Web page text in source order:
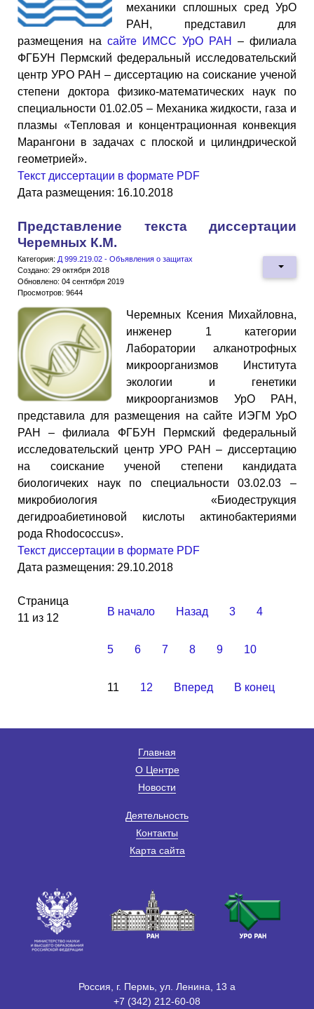
механики сплошных сред УрО
РАН, представил для
размещения на сайте ИМСС УрО РАН
– филиала
ФГБУН Пермский федеральный исследовательский
центр УРО РАН – диссертацию на соискание ученой
степени доктора физико-математических наук по
специальности 01.02.05 – Механика жидкости, газа и
плазмы «Тепловая и концентрационная конвекция
Марангони в задачах с плоской и цилиндрической
геометрией».
Текст диссертации в формате PDF
Дата размещения: 16.10.2018
Представление текста диссертации
Черемных К.М.
Категория: Д 999.219.02 - Объявления о защитах
Создано: 29 октября 2018
Обновлено: 04 сентября 2019
Просмотров: 9644
Черемных Ксения Михайловна,
инженер 1 категории
Лаборатории алканотрофных
микроорганизмов Института
экологии и генетики
микроорганизмов УрО РАН,
представила для размещения на сайте ИЭГМ УрО
РАН – филиала ФГБУН Пермский федеральный
исследовательский центр УРО РАН – диссертацию
на соискание ученой степени кандидата
биологичеких наук по специальности 03.02.03 –
микробиология «Биодеструкция
дегидроабиетиновой кислоты актинобактериями
рода Rhodococcus».
Текст диссертации в формате PDF
Дата размещения: 29.10.2018
Страница
11 из 12
В начало Назад 3 4
5 6 7 8 9 10
11 12 Вперед В конец
Главная
О Центре
Новости
Деятельность
Контакты
Карта сайта
Россия, г. Пермь, ул. Ленина, 13 а
+7 (342) 212-60-08